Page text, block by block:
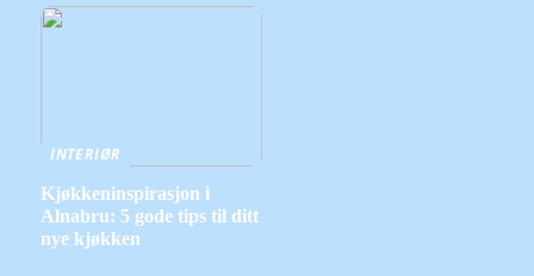
INTERIØR
Kjøkkeninspirasjon i
Alnabru: 5 gode tips til ditt
nye kjøkken